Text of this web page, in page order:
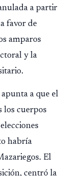
a partir
favor de
amparos
y la
a que el
los cuerpos
habría
El
centró la